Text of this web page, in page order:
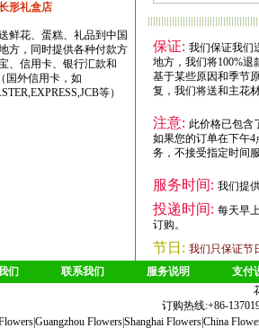
形礼盒店
鲜花、蛋糕、礼品到中国
方，同时提供各种付款方
、信用卡、银行汇款和
国外信用卡，如
等）
保证: 我们保证我们
地方，我们将100%退
基于某些原因和季节
复，我们将送和主花
注意: 此价格已包含
如果您的订单在下午
务，不接受指定时间
服务时间: 我们提
投递时间: 每天早
订购。
节日: 我们只保证节
们
联系我们 服务说明
支付
订购热线:+86-
Guangzhou FlowersShanghai FlowersChina